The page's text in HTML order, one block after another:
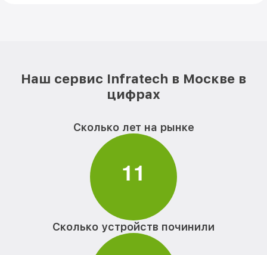
Наш сервис Infratech в Москве в
цифрах
Сколько лет на рынке
11
Сколько устройств починили